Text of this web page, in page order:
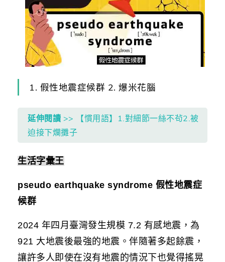
1. 假性地震症候群 2. 爆米花腦
延伸閱讀 >> 【慣用語】1.對細節一絲不茍2.被
迫接下爛攤子
生活字彙王
pseudo earthquake syndrome 假性地震症
候群
2024 年四月臺灣發生規模 7.2 有感地震，為
921 大地震後最強的地震。伴隨著多起餘震，
讓許多人即使在沒有地震的情況下也覺得搖晃